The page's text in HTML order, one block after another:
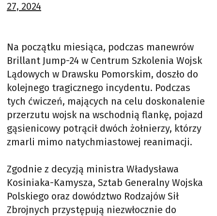
27, 2024
Na początku miesiąca, podczas manewrów
Brillant Jump-24 w Centrum Szkolenia Wojsk
Lądowych w Drawsku Pomorskim, doszło do
kolejnego tragicznego incydentu. Podczas
tych ćwiczeń, mających na celu doskonalenie
przerzutu wojsk na wschodnią flankę, pojazd
gąsienicowy potrącił dwóch żołnierzy, którzy
zmarli mimo natychmiastowej reanimacji.
Zgodnie z decyzją ministra Władysława
Kosiniaka-Kamysza, Sztab Generalny Wojska
Polskiego oraz dowództwo Rodzajów Sił
Zbrojnych przystępują niezwłocznie do